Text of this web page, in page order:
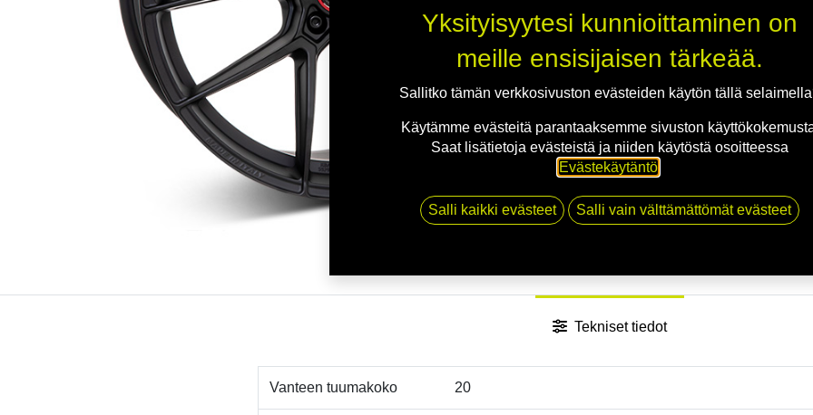
Jaa
Toimitusehdot
Tekniset tiedot
Vanteen tuumakoko 20
Yksityisyytesi kunnioittaminen on
meille ensisijaisen tärkeää.
Sallitko tämän verkkosivuston evästeiden käytön tällä
Käytämme evästeitä parantaaksemme sivuston
Saat lisätietoja evästeistä ja niiden käytöstä osoitteessa
Evästekäytäntö.
Salli kaikki evästeet Salli vain välttämättömät evästeet